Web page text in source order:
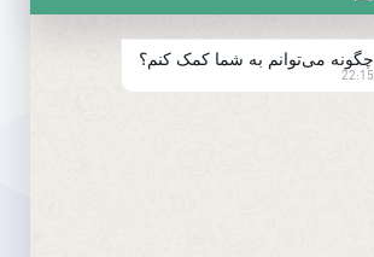
چگونه می‌توانم به شما کمک کنم؟
22:15